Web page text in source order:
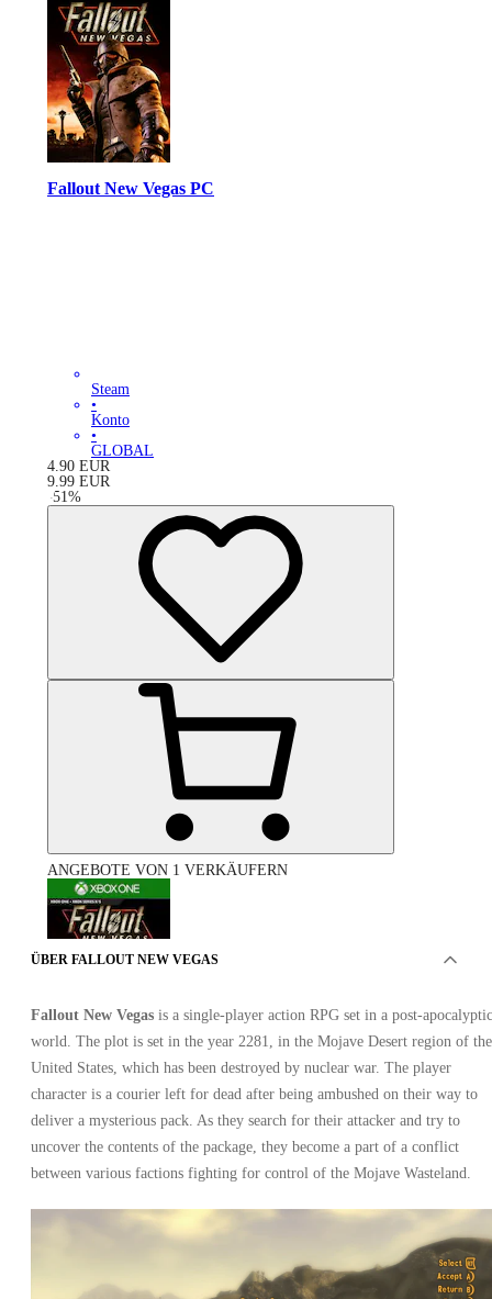
Fallout New Vegas PC
Steam
•
Konto
•
GLOBAL
4.90 EUR
9.99 EUR
-51%
ANGEBOTE VON 1 VERKÄUFERN
Fallout New Vegas Xbox One
ÜBER FALLOUT NEW VEGAS
Fallout New Vegas is a single-player action RPG set in a post-apocalyptic
world. The plot is set in the year 2281, in the Mojave Desert region of the
United States, which has been destroyed by nuclear war. The player
character is a courier left for dead after being ambushed on their way to
deliver a mysterious pack. As they search for their attacker and try to
uncover the contents of the package, they become a part of a conflict
between various factions fighting for control of the Mojave Wasteland.